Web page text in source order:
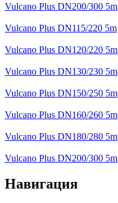
Vulcano Plus DN200/300 5m
Vulcano Plus DN115/220 5m
Vulcano Plus DN120/220 5m
Vulcano Plus DN130/230 5m
Vulcano Plus DN150/250 5m
Vulcano Plus DN160/260 5m
Vulcano Plus DN180/280 5m
Vulcano Plus DN200/300 5m
Навигация